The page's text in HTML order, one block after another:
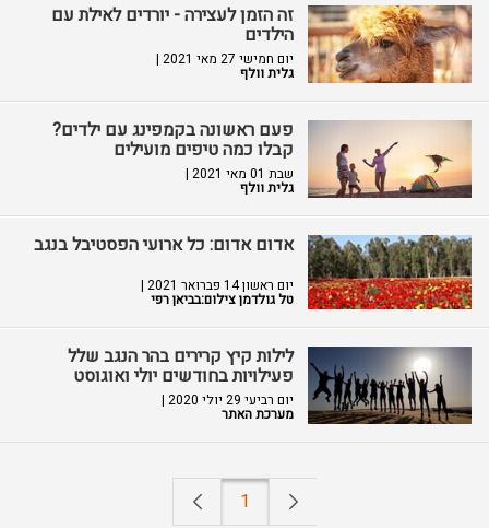
זה הזמן לעצירה - יורדים לאילת עם
הילדים
יום חמישי 27 מאי 2021 |
גלית וולף
פעם ראשונה בקמפינג עם ילדים?
קבלו כמה טיפים מועילים
שבת 01 מאי 2021 |
גלית וולף
אדום אדום: כל ארועי הפסטיבל בנגב
יום ראשון 14 פברואר 2021 |
טל גולדמן צילום:בביאן רפי
לילות קיץ קרירים בהר הנגב שלל
פעילויות בחודשים יולי ואוגוסט
יום רביעי 29 יולי 2020 |
מערכת האתר
1